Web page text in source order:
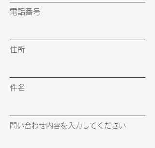
電話番号
住所
件名
問い合わせ内容を入力してください